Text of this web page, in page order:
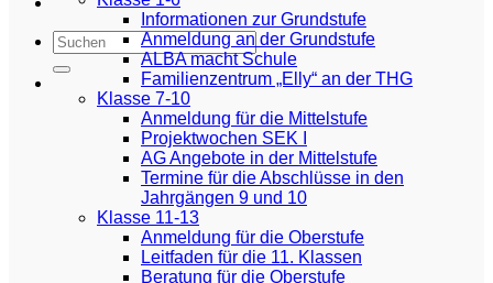
Informationen zur Grundstufe
Anmeldung an der Grundstufe
ALBA macht Schule
Familienzentrum „Elly“ an der THG
Klasse 7-10
Anmeldung für die Mittelstufe
Projektwochen SEK I
AG Angebote in der Mittelstufe
Termine für die Abschlüsse in den
Jahrgängen 9 und 10
Klasse 11-13
Anmeldung für die Oberstufe
Leitfaden für die 11. Klassen
Beratung für die Oberstufe